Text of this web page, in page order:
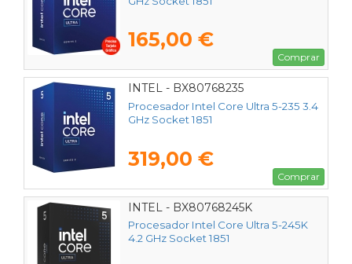
165,00 €
Comprar
INTEL - BX80768235
Procesador Intel Core Ultra 5-235 3.4
GHz Socket 1851
319,00 €
Comprar
INTEL - BX80768245K
Procesador Intel Core Ultra 5-245K
4.2 GHz Socket 1851